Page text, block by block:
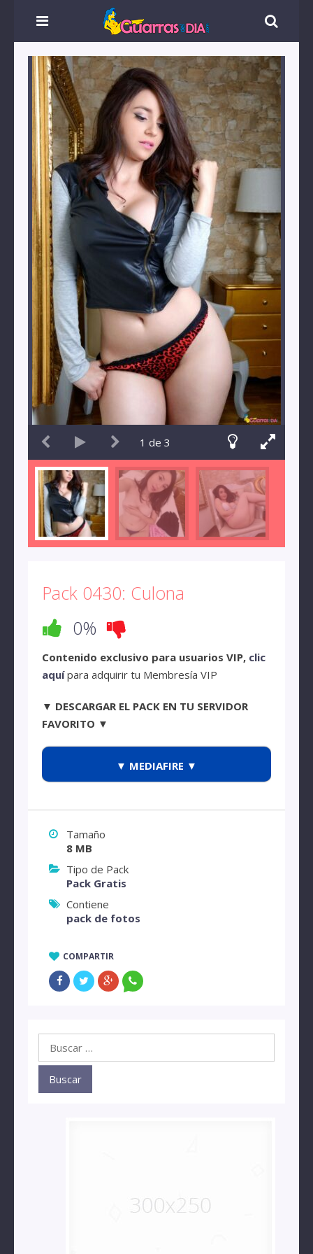
1 de 3
Pack 0430: Culona
0%
Contenido exclusivo para usuarios VIP, clic
aquípara adquirir tu Membresía VIP
▼ DESCARGAR EL PACK EN TU SERVIDOR
FAVORITO ▼
▼ MEDIAFIRE ▼
Tamaño
8 MB
Tipo de Pack
Pack Gratis
Contiene
pack de fotos
COMPARTIR